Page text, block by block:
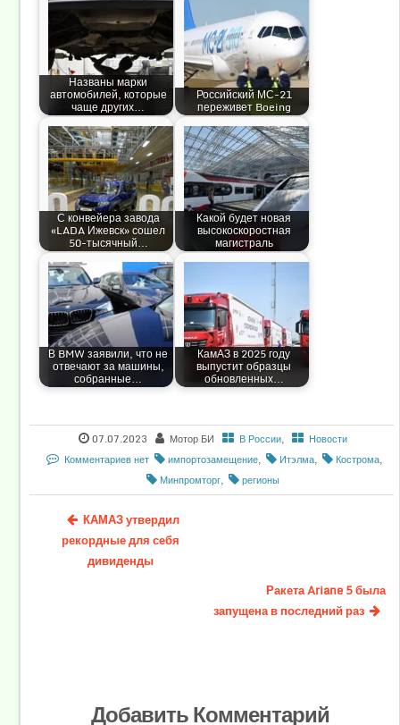
Названы марки
автомобилей, которые
чаще других…
Российский МС-21
переживет Boeing
С конвейера завода
«LADA Ижевск» сошел
50-тысячный…
Какой будет новая
высокоскоростная
магистраль
В BMW заявили, что не
отвечают за машины,
собранные…
КамАЗ в 2025 году
выпустит образцы
обновленных…
07.07.2023 Мотор БИ В России,
Новости
Комментариев нет
импортозамещение, Итэлма, Кострома,
Минпромторг, регионы
КАМАЗ утвердил
рекордные для себя
дивиденды
Ракета Ariane 5 была
запущена в последний раз
Добавить Комментарий